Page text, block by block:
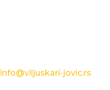
info@viljuskari-jovic.rs